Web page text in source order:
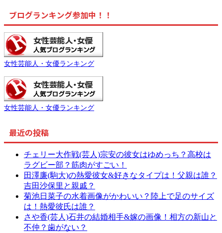
ブログランキング参加中！！
女性芸能人・女優ランキング
女性芸能人・女優ランキング
最近の投稿
チェリー大作戦(芸人)宗安の彼女はゆめっち？高校は
ラグビー部？筋肉がすごい！
田澤廉(駒大)の熱愛彼女&好きなタイプは！父親は誰？
吉田沙保里と親戚？
菊池日菜子の水着画像がかわいい？陸上で足のサイズ
は！熱愛彼氏は誰？
さや香(芸人)石井の結婚相手&嫁の画像！相方の新山と
不仲？歯がない？